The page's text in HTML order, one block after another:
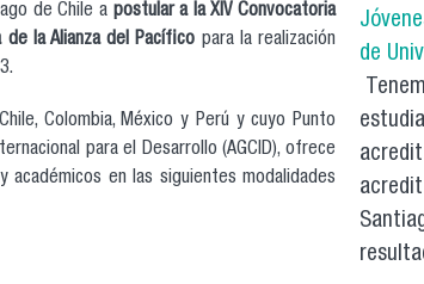
de Chile a postular a la XIV Convocatoria
la Alianza del Pacífico para la realización
Colombia, México y Perú y cuyo Punto
para el Desarrollo (AGCID), ofrece
en las siguientes modalidades
de